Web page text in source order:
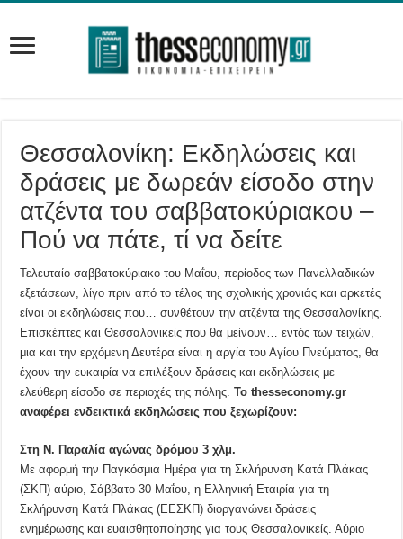
Θεσσαλονίκη: Εκδηλώσεις και
δράσεις με δωρεάν είσοδο στην
ατζέντα του σαββατοκύριακου –
Πού να πάτε, τί να δείτε
Τελευταίο σαββατοκύριακο του Μαΐου, περίοδος των Πανελλαδικών
εξετάσεων, λίγο πριν από το τέλος της σχολικής χρονιάς και αρκετές
είναι οι εκδηλώσεις που… συνθέτουν την ατζέντα της Θεσσαλονίκης.
Επισκέπτες και Θεσσαλονικείς που θα μείνουν… εντός των τειχών,
μια και την ερχόμενη Δευτέρα είναι η αργία του Αγίου Πνεύματος, θα
έχουν την ευκαιρία να επιλέξουν δράσεις και εκδηλώσεις με
ελεύθερη είσοδο σε περιοχές της πόλης.Το thesseconomy.gr
αναφέρει ενδεικτικά εκδηλώσεις που ξεχωρίζουν:
Στη Ν. Παραλία αγώνας δρόμου 3 χλμ.
Με αφορμή την Παγκόσμια Ημέρα για τη Σκλήρυνση Κατά Πλάκας
(ΣΚΠ) αύριο, Σάββατο 30 Μαΐου, η Ελληνική Εταιρία για τη
Σκλήρυνση Κατά Πλάκας (ΕΕΣΚΠ) διοργανώνει δράσεις
ενημέρωσης και ευαισθητοποίησης για τους Θεσσαλονικείς. Αύριο